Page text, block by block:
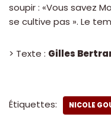
soupir : «Vous savez
se cultive pas ». Le
> Texte : Gilles
Étiquettes: NICOLE